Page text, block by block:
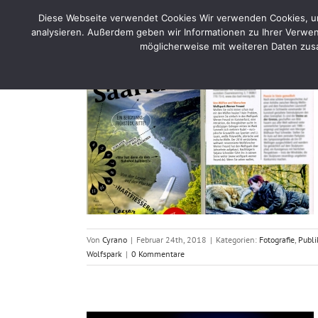
Home
Von Cyrano | Februar 24th, 2018 | Kategorien: Fotografie,
Wolfspark | 0 Kommentare
Diese Webseite verwendet Cookies Wir verwenden
analysieren. Außerdem geben wir Informationen zu Ihrer
möglicherweise mit weiteren Daten